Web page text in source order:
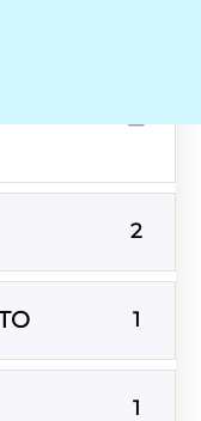
Energético
2
1
1